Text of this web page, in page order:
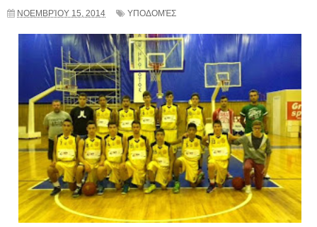
ΝΟΕΜΒΡΊΟΥ 15, 2014 ΥΠΟΔΟΜΈΣ